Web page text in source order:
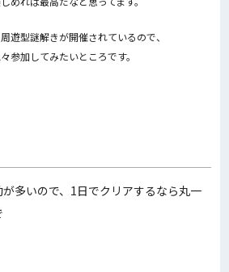
遊型謎解きが開催されているので、
参加してみたいところです。
多いので、1日でクリアするなら丸一